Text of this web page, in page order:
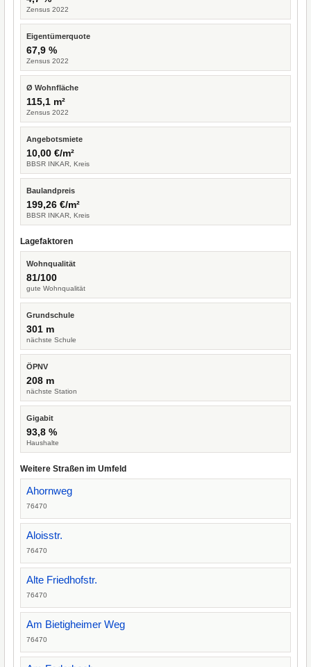
Zensus 2022
Eigentümerquote
67,9 %
Zensus 2022
Ø Wohnfläche
115,1 m²
Zensus 2022
Angebotsmiete
10,00 €/m²
BBSR INKAR, Kreis
Baulandpreis
199,26 €/m²
BBSR INKAR, Kreis
Lagefaktoren
Wohnqualität
81/100
gute Wohnqualität
Grundschule
301 m
nächste Schule
ÖPNV
208 m
nächste Station
Gigabit
93,8 %
Haushalte
Weitere Straßen im Umfeld
Ahornweg
76470
Aloisstr.
76470
Alte Friedhofstr.
76470
Am Bietigheimer Weg
76470